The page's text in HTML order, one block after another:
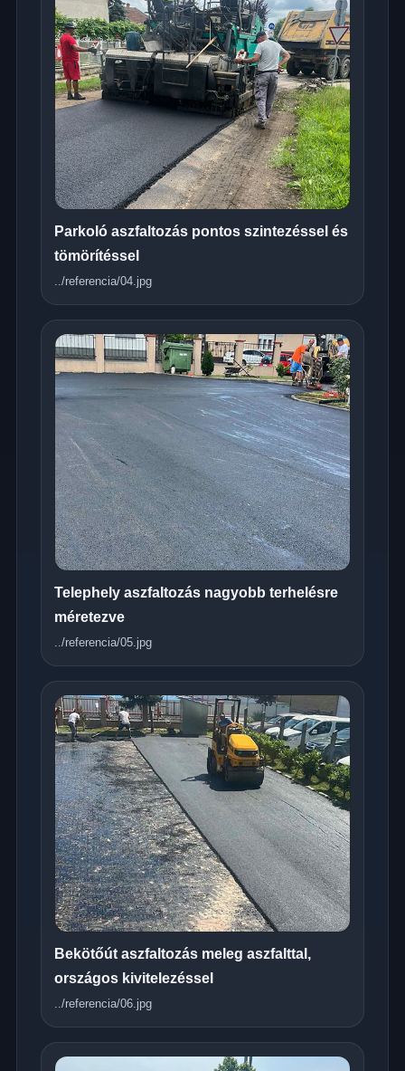
Parkoló aszfaltozás pontos szintezéssel és
tömörítéssel
../referencia/04.jpg
Telephely aszfaltozás nagyobb terhelésre
méretezve
../referencia/05.jpg
Bekötőút aszfaltozás meleg aszfalttal,
országos kivitelezéssel
../referencia/06.jpg